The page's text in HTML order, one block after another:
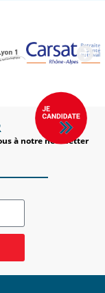
à notre newsletter